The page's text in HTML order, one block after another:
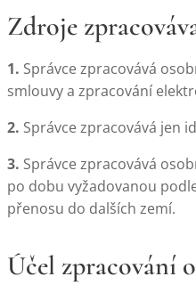
Zdroje
1. Správce zpracovává
smlouvy a zpracování
2. Správce zpracovává jen
3. Správce zpracovává
po dobu vyžadovanou
přenosu do dalších zemí.
Účel zpracování